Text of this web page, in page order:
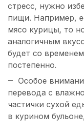
стресс, нужно
пищи. Например,
мясо курицы, то
аналогичным
будет со
постепенно.
Особое
перевода с
частички сухой
в курином